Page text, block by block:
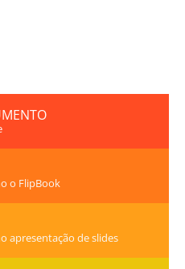
o FlipBook
apresentação de slides